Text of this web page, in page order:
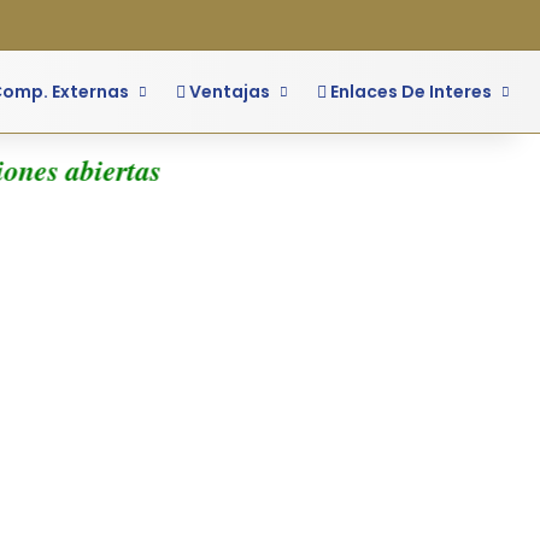
Externas Ventajas Enlaces De Interes
abiertas